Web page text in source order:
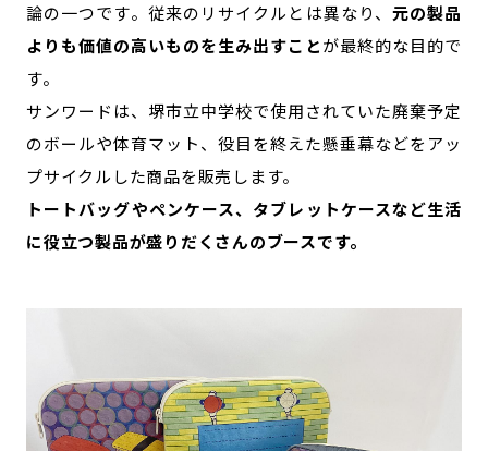
論の一つです。従来のリサイクルとは異なり、 元の製品
よりも価値の高いものを生み出すことが最終的な目的で
す。
サンワードは、堺市立中学校で使用されていた廃棄予定
のボールや体育マット、役目を終えた懸垂幕などをアッ
プサイクルした商品を販売します。
トートバッグやペンケース、タブレットケースなど生活
に役立つ製品が盛りだくさんのブースです。